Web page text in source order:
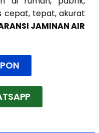
cepat, tepat, akurat
JAMINAN AIR